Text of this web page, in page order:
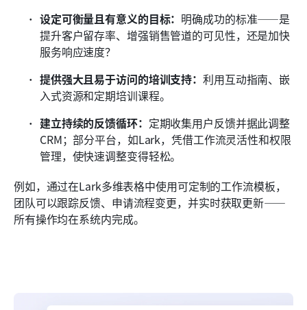
设定可衡量且有意义的目标： 明确成功的标准——是
提升客户留存率、增强销售管道的可见性，还是加快
服务响应速度？
提供强大且易于访问的培训支持：利用互动指南、嵌
入式资源和定期培训课程。
建立持续的反馈循环： 定期收集用户反馈并据此调整
CRM；部分平台，如Lark，凭借工作流灵活性和权限
管理，使快速调整变得轻松。
例如，通过在Lark多维表格中使用可定制的工作流模板，
团队可以跟踪反馈、申请流程变更，并实时获取更新——
所有操作均在系统内完成。